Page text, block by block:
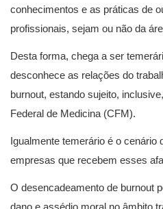
conhecimentos e as práticas de
profissionais, sejam ou não da
Desta forma, chega a ser
desconhece as relações do
burnout, estando sujeito,
Federal de Medicina (CFM).
Igualmente temerário é o cenário
empresas que recebem esses
O desencadeamento de burnout
dano e assédio moral no âmbito